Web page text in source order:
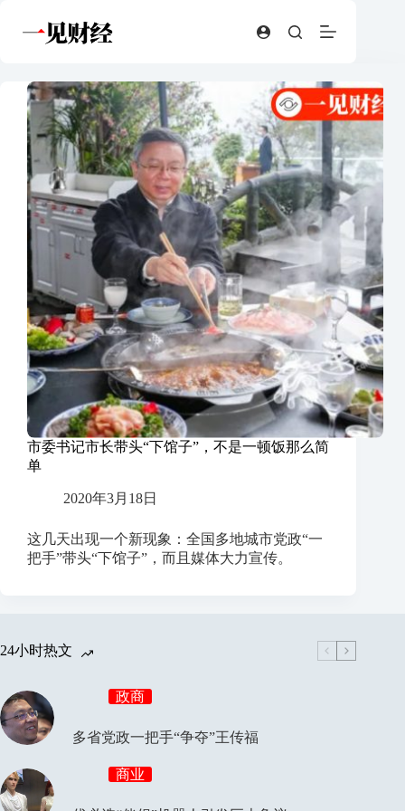
市委书记市长带头“下馆子”，不是一顿饭那么简
单
2020年3月18日
这几天出现一个新现象：全国多地城市党政“一
把手”带头“下馆子”，而且媒体大力宣传。
24小时热文
政商
多省党政一把手“争夺”王传福
商业